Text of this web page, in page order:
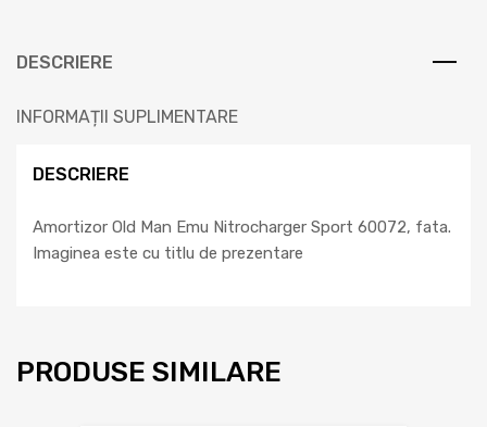
DESCRIERE
INFORMAȚII SUPLIMENTARE
DESCRIERE
Amortizor Old Man Emu Nitrocharger Sport 60072, fata.
Imaginea este cu titlu de prezentare
PRODUSE SIMILARE